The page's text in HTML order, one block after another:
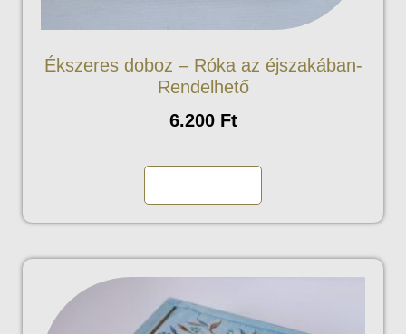
Ékszeres doboz – Róka az éjszakában-
Rendelhető
6.200 Ft